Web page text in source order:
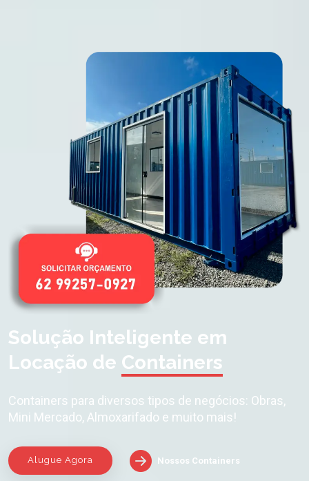
Solução Inteligente em
Locação de Containers
Containers para diversos tipos de negócios: Obras,
Mini Mercado, Almoxarifado e muito mais!
Alugue Agora Nossos Containers